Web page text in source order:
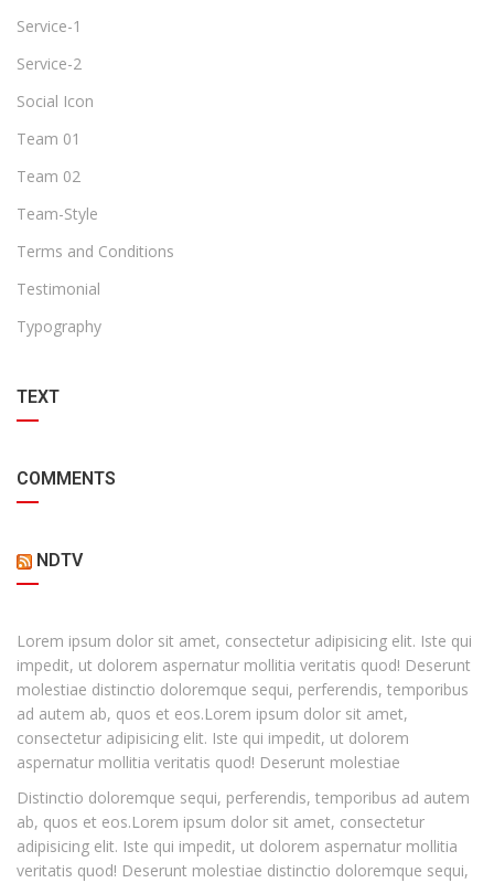
Service-1
Service-2
Social Icon
Team 01
Team 02
Team-Style
Terms and Conditions
Testimonial
Typography
TEXT
COMMENTS
NDTV
Lorem ipsum dolor sit amet, consectetur adipisicing elit. Iste qui
impedit, ut dolorem aspernatur mollitia veritatis quod! Deserunt
molestiae distinctio doloremque sequi, perferendis, temporibus
ad autem ab, quos et eos.Lorem ipsum dolor sit amet,
consectetur adipisicing elit. Iste qui impedit, ut dolorem
aspernatur mollitia veritatis quod! Deserunt molestiae
Distinctio doloremque sequi, perferendis, temporibus ad autem
ab, quos et eos.Lorem ipsum dolor sit amet, consectetur
adipisicing elit. Iste qui impedit, ut dolorem aspernatur mollitia
veritatis quod! Deserunt molestiae distinctio doloremque sequi,